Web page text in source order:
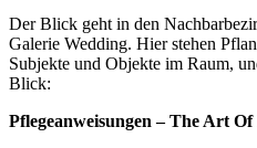
Der Blick geht in den
Galerie Wedding. Hier stehen
Subjekte und Objekte im Raum,
Blick:
Pflegeanweisungen – The Art